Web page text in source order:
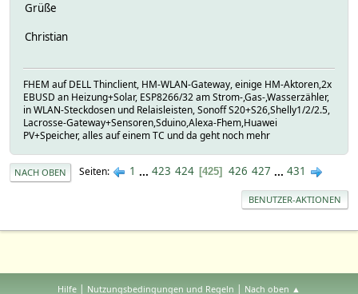
Grüße
Christian
FHEM auf DELL Thinclient, HM-WLAN-Gateway, einige HM-Aktoren,2x
EBUSD an Heizung+Solar, ESP8266/32 am Strom-,Gas-,Wasserzähler,
in WLAN-Steckdosen und Relaisleisten, Sonoff S20+S26,Shelly1/2/2.5,
Lacrosse-Gateway+Sensoren,Sduino,Alexa-Fhem,Huawei
PV+Speicher, alles auf einem TC und da geht noch mehr
NACH OBEN Seiten 1 ... 423 424 425 426 427 ... 431
BENUTZER-AKTIONEN
Hilfe | Nutzungsbedingungen und Regeln | Nach oben ▲